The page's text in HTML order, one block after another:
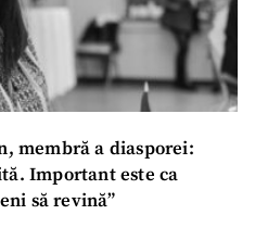
membră a diasporei:
Important este ca
să revină”